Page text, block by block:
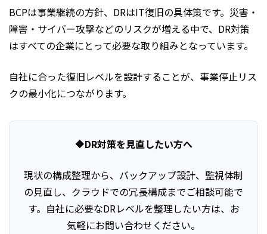
BCPは事業継続の方針、DRはIT復旧の具体策です。災害・
障害・サイバー攻撃などのリスクが増える中で、DR対策
はすべての企業にとって必要な取り組みとなっています。
自社に合った復旧レベルを設計することが、事業停止リス
クの最小化につながります。
🔶DR対策を見直したい方へ
現状の構成整理から、バックアップ設計、監視体制
の見直し、クラウドでの冗長構成までご相談可能で
す。自社に必要なDRレベルを整理したい方は、お
気軽にお問い合わせください。